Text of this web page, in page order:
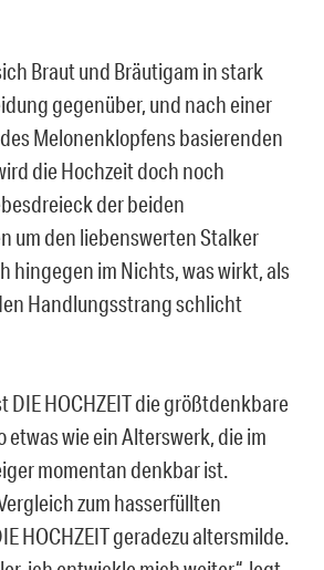
Braut und Bräutigam in stark
gegenüber, und nach einer
Melonenklopfens basierenden
die Hochzeit doch noch
der beiden
um den liebenswerten Stalker
hingegen im Nichts, was wirkt, als
Handlungsstrang schlicht
DIE HOCHZEIT die größtdenkbare
etwas wie ein Alterswerk, die im
momentan denkbar ist.
zum hasserfüllten
HOCHZEIT geradezu altersmilde.